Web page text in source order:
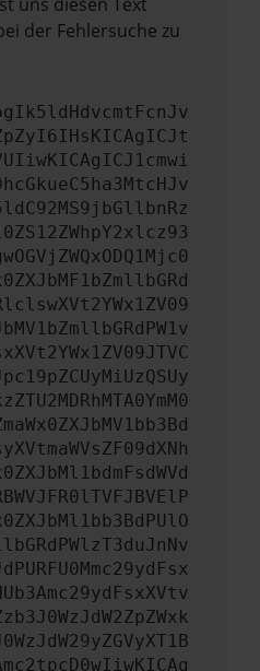
der Fehlersuche zu